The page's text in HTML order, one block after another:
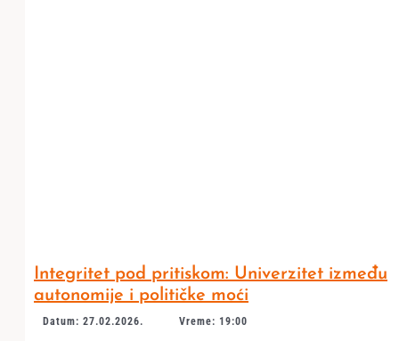
Integritet pod pritiskom: Univerzitet između
autonomije i političke moći
Datum: 27.02.2026. Vreme: 19:00